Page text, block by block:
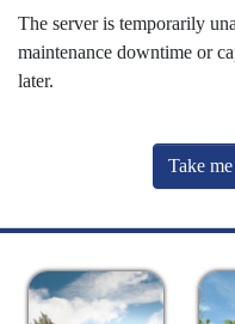
The server is temporarily
maintenance downtime or
later.
Take